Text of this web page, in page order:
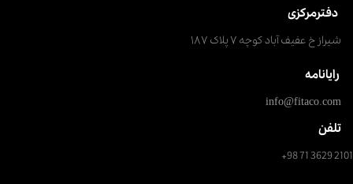
دفترمرکزی
شیراز خ عفیف آباد کوچه ۷ پلاک ۱۸۷
رایانامه
info@fitaco.com
تلفن
+98 71 3629 2101